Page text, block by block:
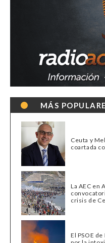
MÁS
Ceuta y
coartada
La AEC en
crisis de
El PSOE